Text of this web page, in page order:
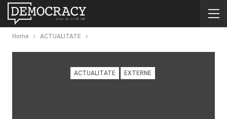
Home ACTUALITATE
ACTUALITATE EXTERNE